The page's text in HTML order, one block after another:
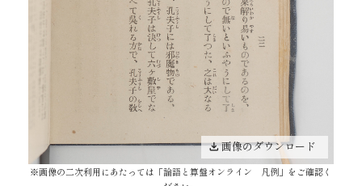
画像のダウンロード
※画像の二次利用にあたっては「論語と算盤オンライン 凡例 」をご確認く